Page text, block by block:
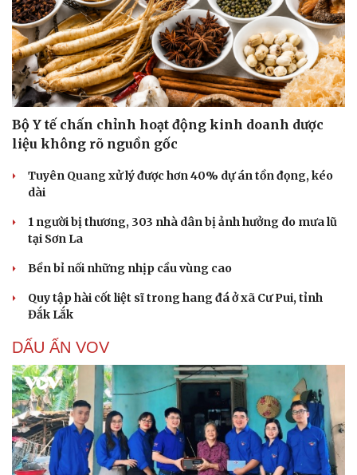
Bộ Y tế chấn chỉnh hoạt động kinh doanh dược
liệu không rõ nguồn gốc
Tuyên Quang xử lý được hơn 40% dự án tồn đọng, kéo
dài
1 người bị thương, 303 nhà dân bị ảnh hưởng do mưa lũ
tại Sơn La
Bền bỉ nối những nhịp cầu vùng cao
Quy tập hài cốt liệt sĩ trong hang đá ở xã Cư Pui, tỉnh
Đắk Lắk
DẤU ẤN VOV